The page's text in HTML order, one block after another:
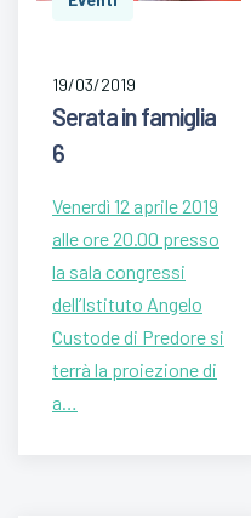
19/03/2019
Serata in famiglia
6
Venerdì 12 aprile 2019
alle ore 20.00 presso
la sala congressi
dell’Istituto Angelo
Custode di Predore si
terrà la proiezione di
a…